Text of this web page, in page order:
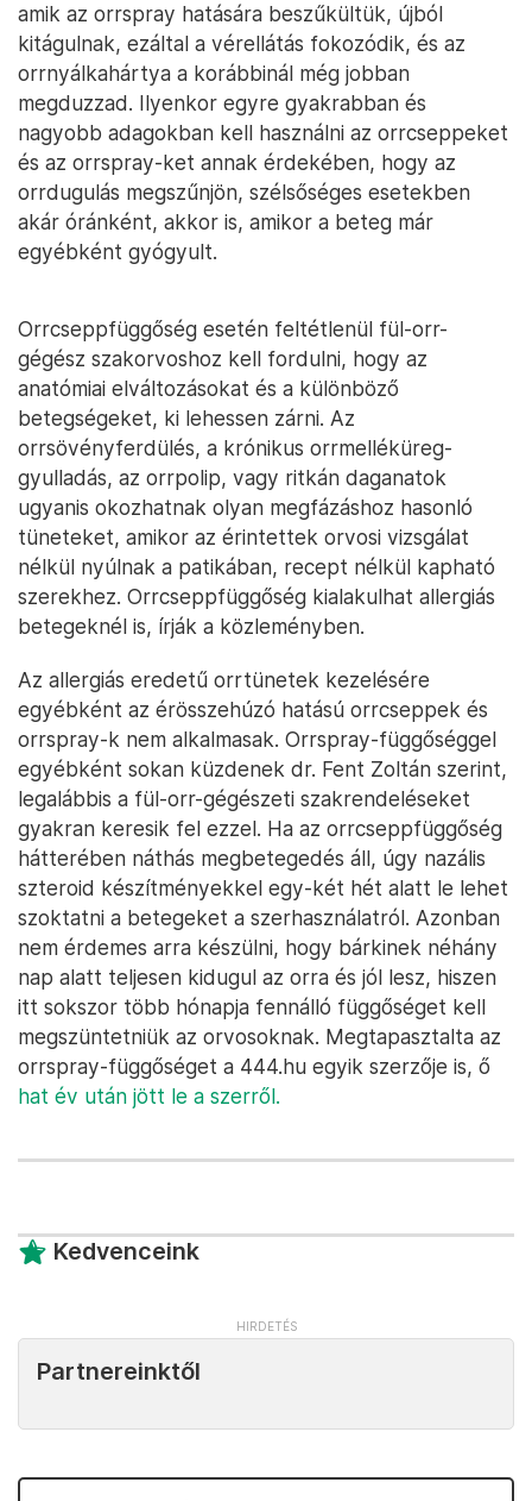
amik az orrspray hatására beszűkültük, újból
kitágulnak, ezáltal a vérellátás fokozódik, és az
orrnyálkahártya a korábbinál még jobban
megduzzad. Ilyenkor egyre gyakrabban és
nagyobb adagokban kell használni az orrcseppeket
és az orrspray-ket annak érdekében, hogy az
orrdugulás megszűnjön, szélsőséges esetekben
akár óránként, akkor is, amikor a beteg már
egyébként gyógyult.
Orrcseppfüggőség esetén feltétlenül fül-orr-
gégész szakorvoshoz kell fordulni, hogy az
anatómiai elváltozásokat és a különböző
betegségeket, ki lehessen zárni. Az
orrsövényferdülés, a krónikus orrmelléküreg-
gyulladás, az orrpolip, vagy ritkán daganatok
ugyanis okozhatnak olyan megfázáshoz hasonló
tüneteket, amikor az érintettek orvosi vizsgálat
nélkül nyúlnak a patikában, recept nélkül kapható
szerekhez. Orrcseppfüggőség kialakulhat allergiás
betegeknél is, írják a közleményben.
Az allergiás eredetű orrtünetek kezelésére
egyébként az érösszehúzó hatású orrcseppek és
orrspray-k nem alkalmasak. Orrspray-függőséggel
egyébként sokan küzdenek dr. Fent Zoltán szerint,
legalábbis a fül-orr-gégészeti szakrendeléseket
gyakran keresik fel ezzel. Ha az orrcseppfüggőség
hátterében náthás megbetegedés áll, úgy nazális
szteroid készítményekkel egy-két hét alatt le lehet
szoktatni a betegeket a szerhasználatról. Azonban
nem érdemes arra készülni, hogy bárkinek néhány
nap alatt teljesen kidugul az orra és jól lesz, hiszen
itt sokszor több hónapja fennálló függőséget kell
megszüntetniük az orvosoknak. Megtapasztalta az
orrspray-függőséget a 444.hu egyik szerzője is, ő
hat év után jött le a szerről.
Kedvenceink
Partnereinktől